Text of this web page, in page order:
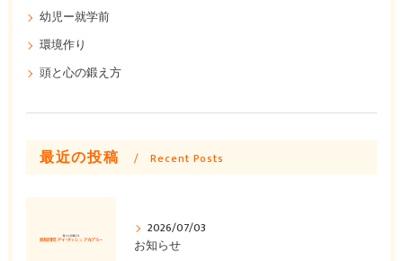
幼児ー就学前
環境作り
頭と心の鍛え方
最近の投稿 Recent Posts
2026/07/03
お知らせ